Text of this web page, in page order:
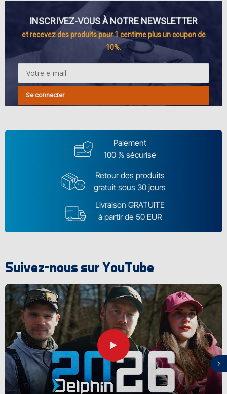
INSCRIVEZ-VOUS À NOTRE NEWSLETTER
et recevez des produits pour 1 centime plus un coupon de
10%.
Se connecter
Paiement
100 % sécurisé
Retour des produits
gratuit sous 30 jours
Livraison GRATUITE
à partir de 50 EUR
Suivez-nous sur YouTube